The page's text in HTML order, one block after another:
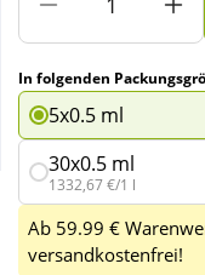
Sport & Fitness
Tierbedarf
Wellness
In folgenden
5x0.5 ml
30x0.5 ml
1332,67 €/1 l
Ab 59.99 €
versandkostenfrei!